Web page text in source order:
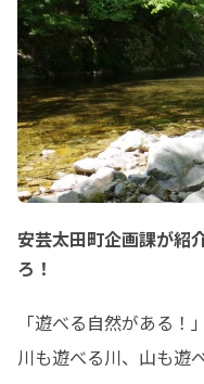
安芸太田町企画課が紹
ろ！
「遊べる自然がある！
川も遊べる川、山も遊